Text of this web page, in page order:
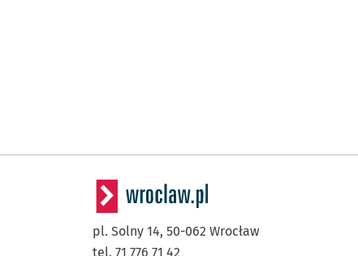
pl. Solny 14, 50-062 Wrocław
tel. 71 776 71 42